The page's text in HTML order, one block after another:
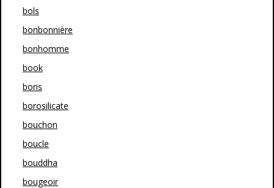
bols
bonbonnière
bonhomme
book
boris
borosilicate
bouchon
boucle
bouddha
bougeoir